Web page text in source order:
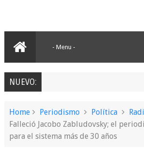
NUEVO:
Home Periodismo Política
Falleció Jacobo Zabludovsky; el
para el sistema más de 30 años